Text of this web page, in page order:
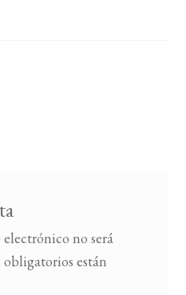
no será
obligatorios están